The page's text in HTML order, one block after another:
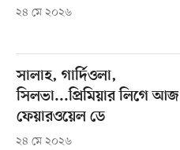
২৪ মে ২০২৬
সালাহ, গার্দিওলা,
সিলভা...প্রিমিয়ার লিগে আজ
ফেয়ারওয়েল ডে
২৪ মে ২০২৬